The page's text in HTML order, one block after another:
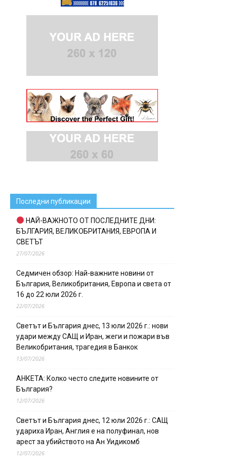
Последни публикации
НАЙ-ВАЖНОТО ОТ ПОСЛЕДНИТЕ ДНИ:
БЪЛГАРИЯ, ВЕЛИКОБРИТАНИЯ, ЕВРОПА И
СВЕТЪТ
27/07/2026
Седмичен обзор: Най-важните новини от
България, Великобритания, Европа и света от
16 до 22 юли 2026 г.
22/07/2026
Светът и България днес, 13 юли 2026 г.: нови
удари между САЩ и Иран, жеги и пожари във
Великобритания, трагедия в Банкок
13/07/2026
АНКЕТА: Колко често следите новините от
България?
12/07/2026
Светът и България днес, 12 юли 2026 г.: САЩ
удариха Иран, Англия е на полуфинал, нов
арест за убийството на Ан Уидикомб
12/07/2026